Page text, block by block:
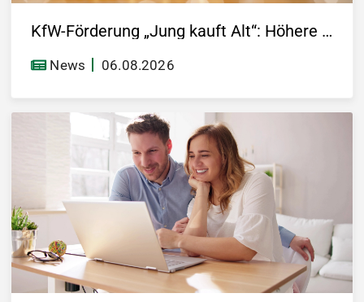
KfW-Förderung „Jung kauft Alt“: Höhere Kredite ab August 2026
News 06.08.2026